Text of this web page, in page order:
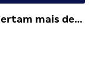
mais de…